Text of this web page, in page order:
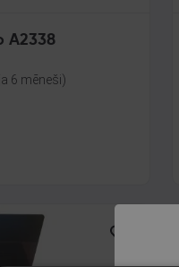
A2338
6 mēneši)